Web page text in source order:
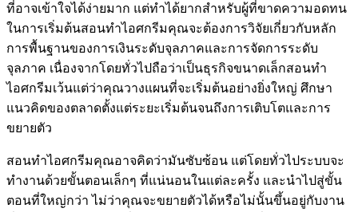
ที่อาจเข้าใจได้ง่ายมาก แต่ทำได้ยากสำหรับผู้ที่ขาดความอดทน
ในการเริ่มต้นสอนทำไอศกรีมคุณจะต้องการวิจัยเกี่ยวกับหลัก
การพื้นฐานของการเงินระดับจุลภาคและการจัดการระดับ
จุลภาค เนื่องจากโดยทั่วไปถือว่าเป็นธุรกิจขนาดเล็กสอนทำ
ไอศกรีมเว้นแต่ว่าคุณวางแผนที่จะเริ่มต้นอย่างยิ่งใหญ่ ศึกษา
แนวคิดของตลาดตั้งแต่ระยะเริ่มต้นจนถึงการเติบโตและการ
ขยายตัว
สอนทำไอศกรีมคุณอาจคิดว่ามันซับซ้อน แต่โดยทั่วไประบบจะ
ทำงานด้วยขั้นตอนเล็กๆ ที่แน่นอนในแต่ละครั้ง และนำไปสู่ขั้น
ตอนที่ใหญ่กว่า ไม่ว่าคุณจะขยายตัวได้หรือไม่นั้นขึ้นอยู่กับงาน